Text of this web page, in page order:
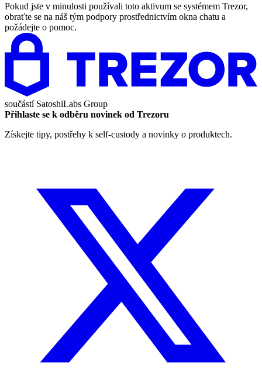
Pokud jste v minulosti používali toto aktivum se systémem Trezor,
obraťte se na náš tým podpory prostřednictvím okna chatu a
požádejte o pomoc.
součástíSatoshiLabs Group
Přihlaste se k odběru novinek od Trezoru
Získejte tipy, postřehy k self-custody a novinky o produktech.